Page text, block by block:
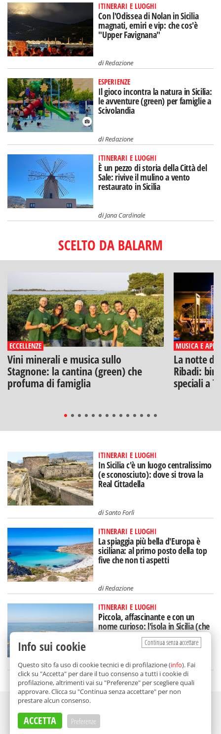
ITINERARI E LUOGHI
Con l'Odissea di Nolan in Sicilia
magnati, emiri e vip: che cos'è
"Upper Favignana"
diRedazione
ESPERIENZE
Il gioco incontra la natura in Sicilia:
le avventure (green) per famiglie a
Scivolandia
diRedazione
ITINERARI E LUOGHI
È un pezzo di storia della Città del
Sale: rivive il mulino a vento
restaurato in Sicilia
diJana Cardinale
SCELTO DA BALARM
ECCELLENZE
Vini minerali e musica sullo
Stagnone: la cantina (green) che
profuma di famiglia
MUSICA E
La notte di
Ribadi:
speciali a
ITINERARI E LUOGHI
In Sicilia c'è un luogo centralissimo
(e sconosciuto): dove si trova la
Real Cittadella
diSanto Forlì
ITINERARI E LUOGHI
La spiaggia più bella d'Europa è
siciliana: al primo posto della top
five che non ti aspetti
diRedazione
ITINERARI E LUOGHI
Piccola, affascinante e con un
nome curioso: l'isola in Sicilia (che
rischia di scomparire)
diFederica Puglisi
Continua senza accettare
Info sui cookie
Questo sito fa uso di cookie tecnici e di profilazione (info). Fai
click su "Accetta" per dare il tuo consenso a tutti i cookie di
profilazione, altrimenti vai su "Preferenze" per scegliere quali
approvare. Clicca su "Continua senza accettare" per non
prestare alcun consenso.
ACCETTA Preferenze